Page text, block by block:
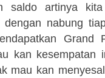
saldo artinya
dengan nabung
Grand
kan kesempatan
mau kan